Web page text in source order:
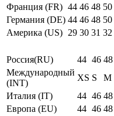
Франция (FR) 44 46 48 50
Германия (DE) 44 46 48 50
Америка (US) 29 30 31 32
Россия(RU)
44 46 48
Международный
(INT)
XS S M
Италия (IT)
44 46 48
Европа (EU)
44 46 48